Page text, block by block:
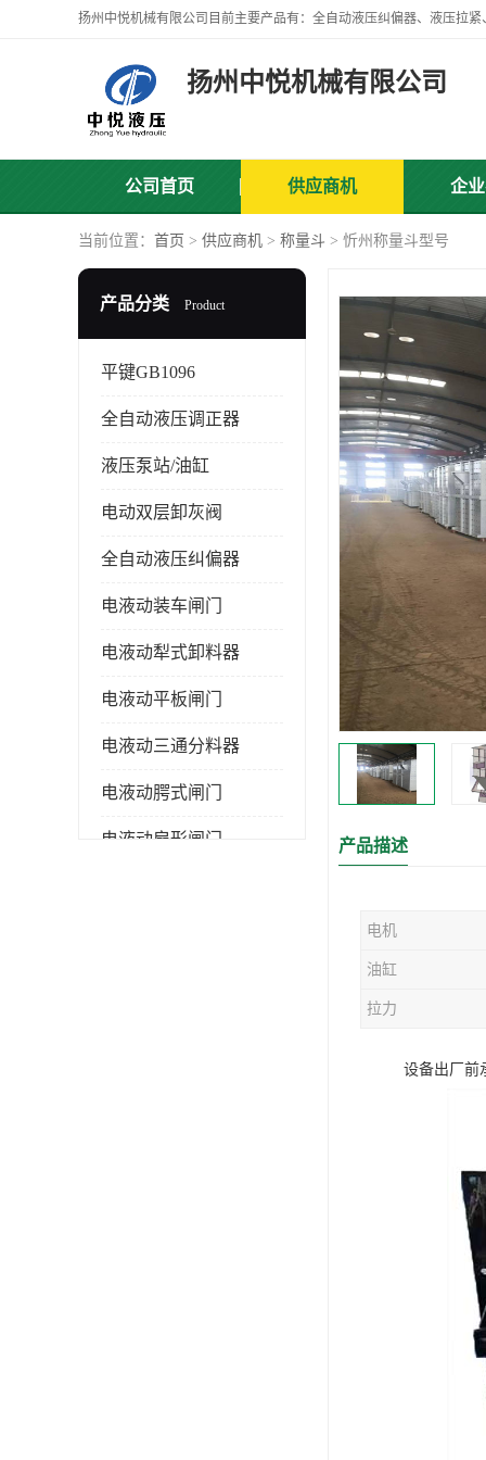
扬州中悦机械有限公司
公司首页 供应商机 企
当前位置： 首页 > 供应商机 > 称量斗 > 忻州称量斗型号
产品分类 Product
平键GB1096
全自动液压调正器
液压泵站/油缸
电动双层卸灰阀
全自动液压纠偏器
电液动装车闸门
电液动犁式卸料器
电液动平板闸门
电液动三通分料器
电液动腭式闸门
电液动扇形闸门 产品描述
电机
油缸
拉力
设备出厂前